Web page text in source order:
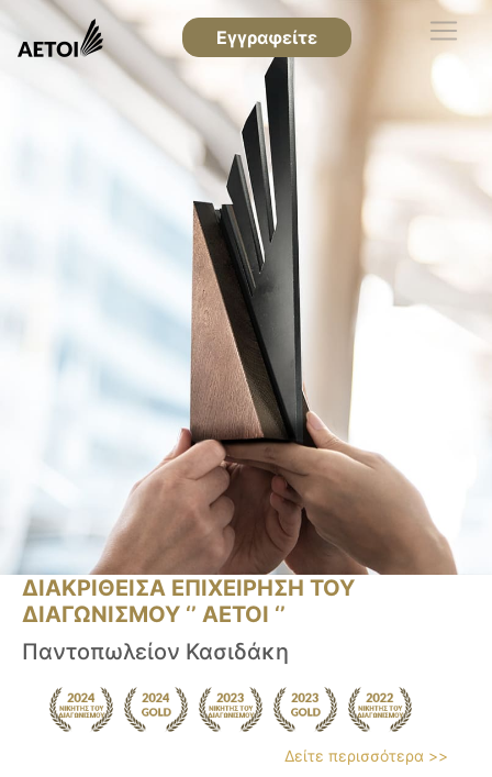
Εγγραφείτε
ΔΙΑΚΡΙΘΕΙΣΑ ΕΠΙΧΕΙΡΗΣΗ ΤΟΥ
ΔΙΑΓΩΝΙΣΜΟΥ ‘’ ΑΕΤΟΙ ‘’
Παντοπωλείον Κασιδάκη
Δείτε περισσότερα >>